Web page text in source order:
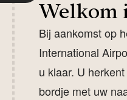
Welkom
Bij aankomst op
International
u klaar. U
bordje met uw